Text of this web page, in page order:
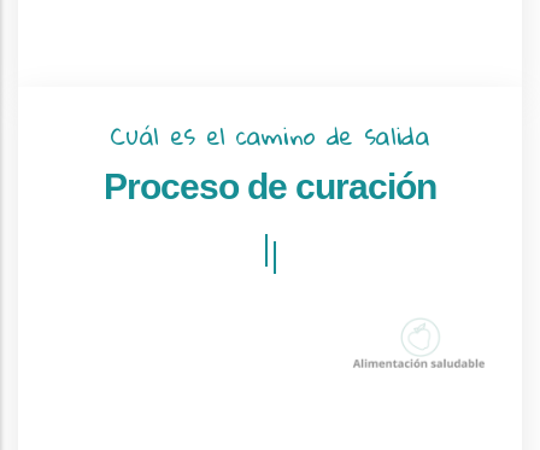
Cuál es el camino de salida
Proceso de curación